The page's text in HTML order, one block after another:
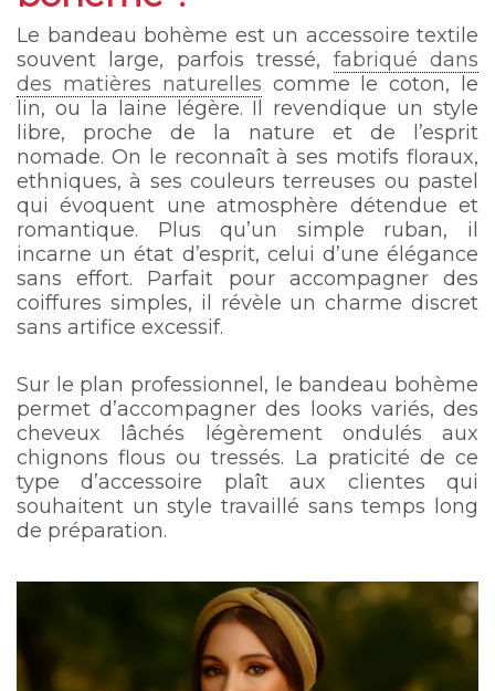
Le bandeau bohème est un accessoire textile
souvent large, parfois tressé, fabriqué dans
des matières naturelles comme le coton, le
lin, ou la laine légère. Il revendique un style
libre, proche de la nature et de l’esprit
nomade. On le reconnaît à ses motifs floraux,
ethniques, à ses couleurs terreuses ou pastel
qui évoquent une atmosphère détendue et
romantique. Plus qu’un simple ruban, il
incarne un état d’esprit, celui d’une élégance
sans effort. Parfait pour accompagner des
coiffures simples, il révèle un charme discret
sans artifice excessif.
Sur le plan professionnel, le bandeau bohème
permet d’accompagner des looks variés, des
cheveux lâchés légèrement ondulés aux
chignons flous ou tressés. La praticité de ce
type d’accessoire plaît aux clientes qui
souhaitent un style travaillé sans temps long
de préparation.